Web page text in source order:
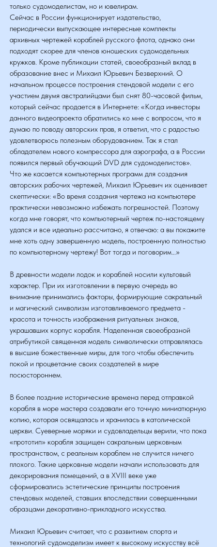
только судомоделистам, но и ювелирам.
Сейчас в России функционирует издательство,
периодически выпускающее интересные комплекты
архивных чертежей кораблей русского флота, однако они
подходят скорее для членов юношеских судомодельных
кружков. Кроме публикации статей, своеобразный вклад в
образование внес и Михаил Юрьевич Безверхний. О
начальном процессе построения стендовой модели с его
участием двумя австралийцами был снят 80-часовой фильм,
который сейчас продается в Интернете: «Когда инвесторы
данного видеопроекта обратились ко мне с вопросом, что я
думаю по поводу авторских прав, я ответил, что с радостью
удовлетворюсь полезным оборудованием. Так я стал
обладателем нового компрессора для аэрографа, а в России
появился первый обучающий DVD для судомоделистов».
Что же касается компьютерных программ для создания
авторских рабочих чертежей, Михаил Юрьевич их оценивает
скептически: «Во время создания чертежа на компьютере
практически невозможно избежать погрешностей. Поэтому
когда мне говорят, что компьютерный чертеж по-настоящему
удался и все идеально рассчитано, я отвечаю: а вы покажите
мне хоть одну завершенную модель, построенную полностью
по компьютерному чертежу! Вот тогда и поговорим...»
В древности модели лодок и кораблей носили культовый
характер. При их изготовлении в первую очередь во
внимание принимались факторы, формирующие сакральный
и магический символизм изготавливаемого предмета -
красота и точность изображения ритуальных знаков,
украшавших корпус корабля. Наделенная своеобразной
атрибутикой священная модель символически отправлялась
в высшие божественные миры, для того чтобы обеспечить
покой и процветание своих создателей в мире
посюстороннем.
В более поздние исторические времена перед отправкой
корабля в море мастера создавали его точную миниатюрную
копию, которая освящалась и хранилась в католической
церкви. Суеверные моряки и судовладельцы верили, что пока
«прототип» корабля защищен сакральным церковным
пространством, с реальным кораблем не случится ничего
плохого. Такие церковные модели начали использовать для
декорирования помещений, а в XVIII веке уже
сформировались эстетические принципы построения
стендовых моделей, ставших впоследствии совершенными
образцами декоративно-прикладного искусства.
Михаил Юрьевич считает, что с развитием спорта и
технологий судомоделизм имеет к высокому искусству всё